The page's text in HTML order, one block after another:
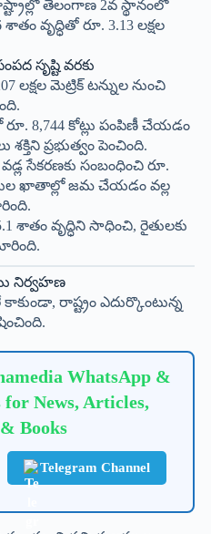
తెలంగాణ 2వ స్థానంలో
వృద్ధితో రూ. 3.13 లక్షల
సృష్టి వరకు
మెట్రిక్ టన్నుల నుంచి
రూ. 8,744 కోట్లు పంపిణీ చేయడం
ప్రభుత్వం పెంచింది.
వడ్ల సేకరణకు సంబంధించి రూ.
ఖాతాల్లో జమ చేయడం వల్ల
శాతం వృద్ధిని సాధించి, రైతులకు
నిర్వహణ
రాష్ట్రం ఎదుర్కొంటున్న
WhatsApp &
for News, Articles,
Books
Telegram Channel